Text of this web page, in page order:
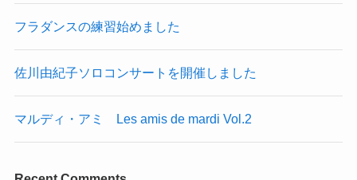
フラダンスの練習始めました
佐川由紀子ソロコンサートを開催しました
マルディ・アミ Les amis de mardi Vol.2